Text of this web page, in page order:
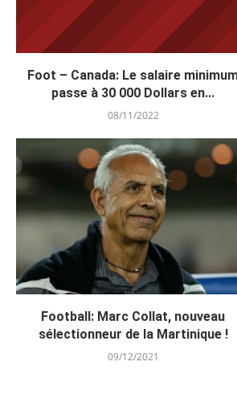
Foot – Canada: Le salaire
passe à 30 000 Dollars en...
08/11/2022
Football: Marc Collat, nouveau
sélectionneur de la Martinique !
09/12/2021